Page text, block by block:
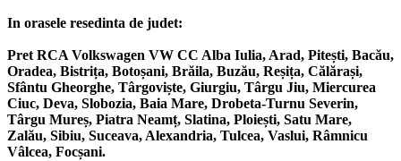
In orasele resedinta de judet:
Pret RCA Volkswagen VW CC Alba Iulia, Arad, Pitești, Bacău,
Oradea, Bistrița, Botoșani, Brăila, Buzău, Reșița, Călărași,
Sfântu Gheorghe, Târgoviște, Giurgiu, Târgu Jiu, Miercurea
Ciuc, Deva, Slobozia, Baia Mare, Drobeta-Turnu Severin,
Târgu Mureș, Piatra Neamț, Slatina, Ploiești, Satu Mare,
Zalău, Sibiu, Suceava, Alexandria, Tulcea, Vaslui, Râmnicu
Vâlcea, Focșani.